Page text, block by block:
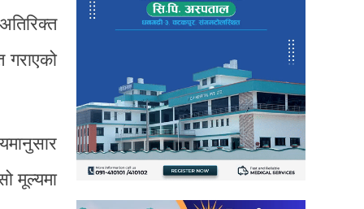
गराएको
मूल्यमा